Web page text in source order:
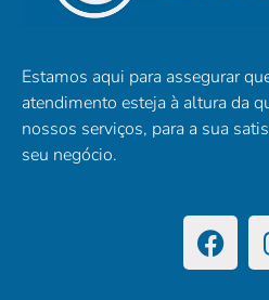
Estamos aqui para assegurar
atendimento esteja à altura da
nossos serviços, para a sua
seu negócio.